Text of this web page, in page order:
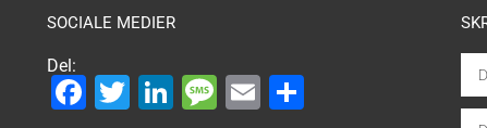
SOCIALE MEDIER
Del:
Facebook
Twitter
LinkedIn
Message
EmailShare